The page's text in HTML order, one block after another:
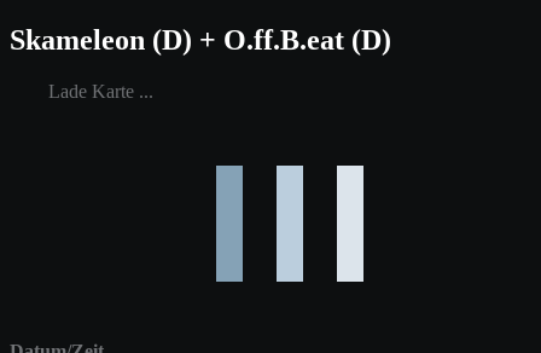
Skameleon (D) + O.ff.B.eat (D)
Lade Karte ...